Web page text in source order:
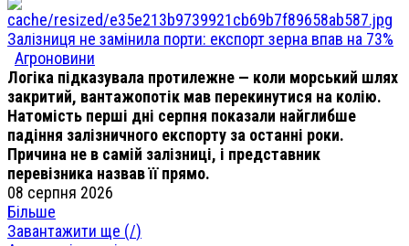
Залізниця не замінила порти: експорт зерна впав на 73%
Агроновини
Логіка підказувала протилежне — коли морський шлях
закритий, вантажопотік мав перекинутися на колію.
Натомість перші дні серпня показали найглибше
падіння залізничного експорту за останні роки.
Причина не в самій залізниці, і представник
перевізника назвав її прямо.
08 серпня 2026
Більше
Завантажити ще (/)